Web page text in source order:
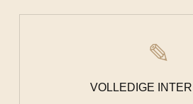
✎
VOLLEDIGE